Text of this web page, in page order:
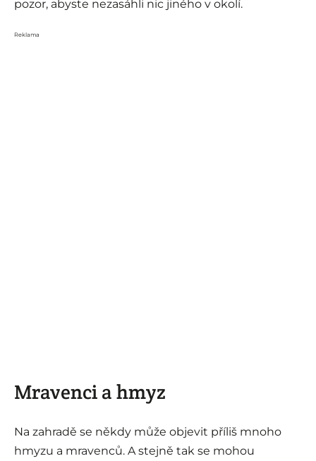
pozor, abyste nezasáhli nic jiného v okolí.
Reklama
Mravenci a hmyz
Na zahradě se někdy může objevit příliš mnoho
hmyzu a mravenců. A stejně tak se mohou